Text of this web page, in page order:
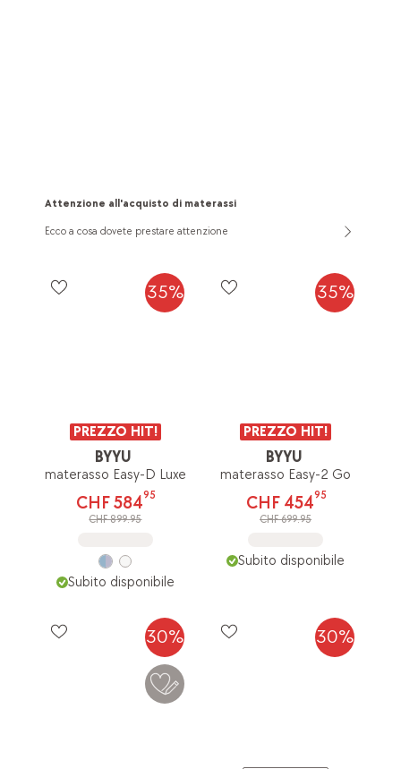
Attenzione all'acquisto di materassi
Ecco a cosa dovete prestare attenzione
35%
PREZZO HIT!
BYYU
materasso Easy-D Luxe
CHF 58495
CHF 899.95
Subito disponibile
35%
PREZZO HIT!
BYYU
materasso Easy-2 Go
CHF 45495
CHF 699.95
Subito disponibile
30% 30%